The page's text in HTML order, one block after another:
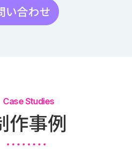
い合わせ
Case Studies
作事例